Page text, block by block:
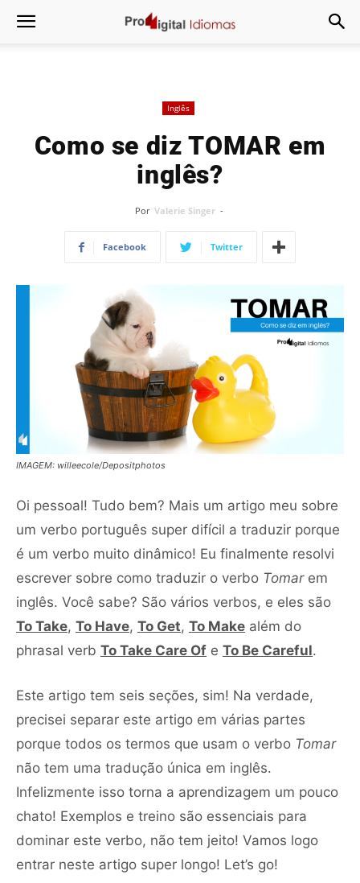
Inglês
Como se diz TOMAR em
inglês?
Por Valerie Singer -
Facebook Twitter
IMAGEM: willeecole/Depositphotos
Oi pessoal! Tudo bem? Mais um artigo meu sobre
um verbo português super difícil a traduzir porque
é um verbo muito dinâmico! Eu finalmente resolvi
escrever sobre como traduzir o verbo Tomarem
inglês. Você sabe? São vários verbos, e eles são
To Take, To Have, To Get, To Make além do
phrasal verb To Take Care Of e To Be Careful.
Este artigo tem seis seções, sim! Na verdade,
precisei separar este artigo em várias partes
porque todos os termos que usam o verbo Tomar
não tem uma tradução única em inglês.
Infelizmente isso torna a aprendizagem um pouco
chato! Exemplos e treino são essenciais para
dominar este verbo, não tem jeito! Vamos logo
entrar neste artigo super longo! Let’s go!